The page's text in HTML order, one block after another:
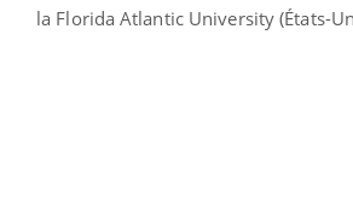
la Florida Atlantic University (États-